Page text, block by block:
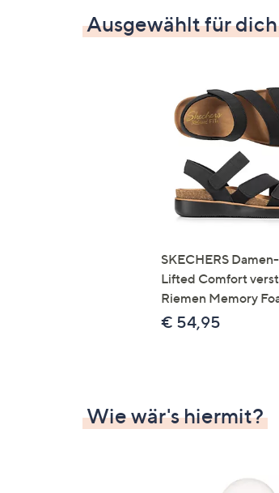
Ausgewählt für dich
SKECHERS
Lifted Comfort
Riemen Memory
€ 54,95
Wie wär's hiermit?